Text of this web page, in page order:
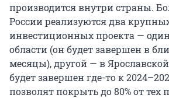
производится внутри страны.
России реализуются два
инвестиционных проекта —
области (он будет завершен в
месяцы), другой — в
будет завершен где-то к
позволят покрыть до 80% от тех